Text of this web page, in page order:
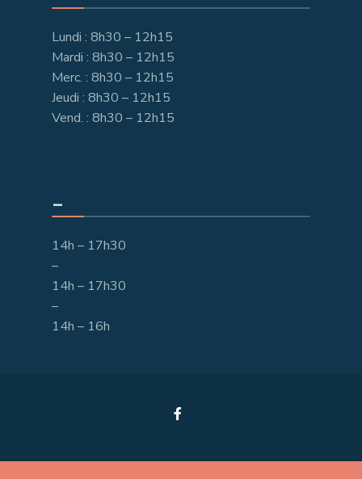
Lundi : 8h30 – 12h15
Mardi : 8h30 – 12h15
Merc. : 8h30 – 12h15
Jeudi : 8h30 – 12h15
Vend. : 8h30 – 12h15
14h – 17h30
–
14h – 17h30
–
14h – 16h